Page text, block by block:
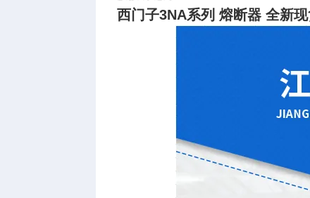
西门子3NA系列 熔断器 全新